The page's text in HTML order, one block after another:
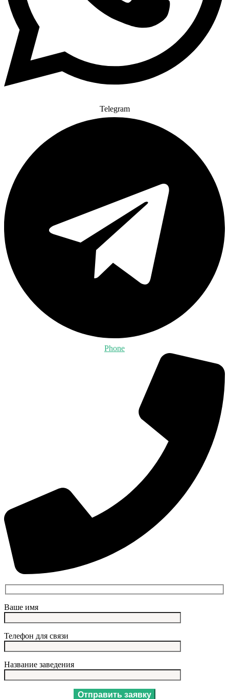
Telegram
Phone
Ваше имя
Телефон для связи
Название заведения